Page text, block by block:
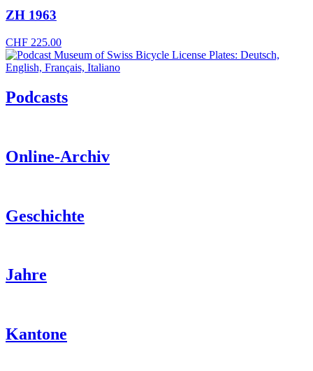
ZH 1963
CHF 225.00
Podcasts
Online-Archiv
Geschichte
Jahre
Kantone